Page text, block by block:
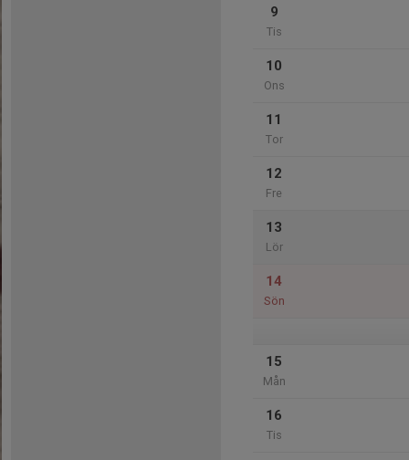
9
Tis
10
Ons
11
Tor
12
Fre
13
Lör
14
Sön
15
Mån
16
Tis